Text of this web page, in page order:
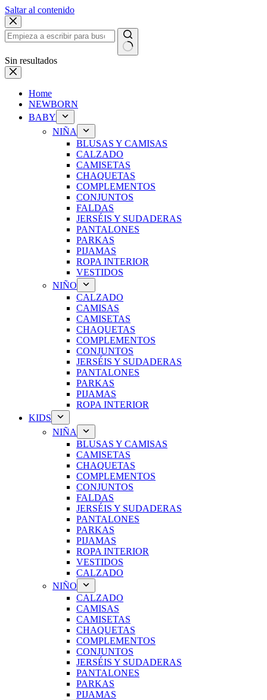
Saltar al contenido
Sin resultados
Home
NEWBORN
BABY
NIÑA
BLUSAS Y CAMISAS
CALZADO
CAMISETAS
CHAQUETAS
COMPLEMENTOS
CONJUNTOS
FALDAS
JERSÉIS Y SUDADERAS
PANTALONES
PARKAS
PIJAMAS
ROPA INTERIOR
VESTIDOS
NIÑO
CALZADO
CAMISAS
CAMISETAS
CHAQUETAS
COMPLEMENTOS
CONJUNTOS
JERSÉIS Y SUDADERAS
PANTALONES
PARKAS
PIJAMAS
ROPA INTERIOR
KIDS
NIÑA
BLUSAS Y CAMISAS
CAMISETAS
CHAQUETAS
COMPLEMENTOS
CONJUNTOS
FALDAS
JERSÉIS Y SUDADERAS
PANTALONES
PARKAS
PIJAMAS
ROPA INTERIOR
VESTIDOS
CALZADO
NIÑO
CALZADO
CAMISAS
CAMISETAS
CHAQUETAS
COMPLEMENTOS
CONJUNTOS
JERSÉIS Y SUDADERAS
PANTALONES
PARKAS
PIJAMAS